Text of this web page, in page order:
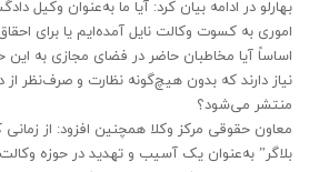
بهارلو در ادامه بیان کرد: آیا ما به‌عنوان وکیل
اموری به کسوت وکالت نایل آمده‌ایم یا برای
اساساً آیا مخاطبان حاضر در فضای مجازی به
نیاز دارند که بدون هیچ‌گونه نظارت و صرف‌نظر
منتشر می‌شود؟
معاون حقوقی مرکز وکلا همچنین افزود: از
بلاگر” به‌عنوان یک آسیب و تهدید در حوزه